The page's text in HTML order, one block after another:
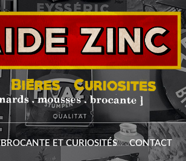
BROCANTE ET CURIOSITÉS CONTACT